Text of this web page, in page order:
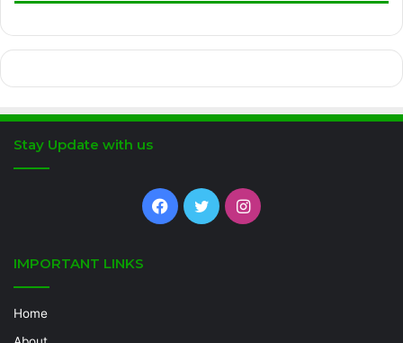
Stay Update with us
Facebook
TwitterInstagram
IMPORTANT LINKS
Home